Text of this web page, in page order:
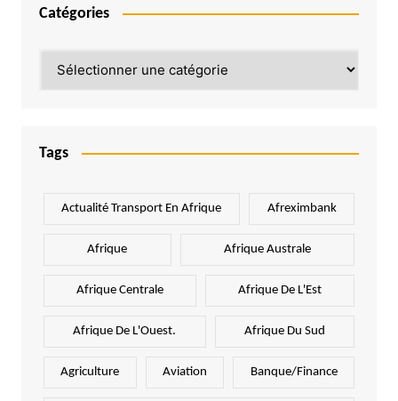
Catégories
Tags
Actualité Transport En Afrique Afreximbank
Afrique Afrique Australe
Afrique Centrale Afrique De L'Est
Afrique De L'Ouest. Afrique Du Sud
Agriculture Aviation Banque/Finance